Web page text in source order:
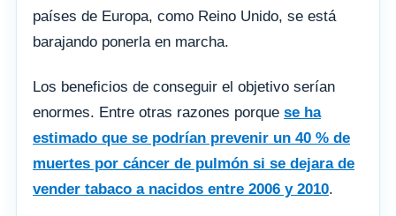
países de Europa, como Reino Unido, se está
barajando ponerla en marcha.
Los beneficios de conseguir el objetivo serían
enormes. Entre otras razones porque se ha
estimado que se podrían prevenir un 40 % de
muertes por cáncer de pulmón si se dejara de
vender tabaco a nacidos entre 2006 y 2010.